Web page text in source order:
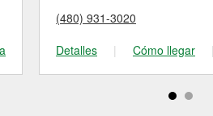
(480) 931-3020
Detalles
| Cómo llegar |